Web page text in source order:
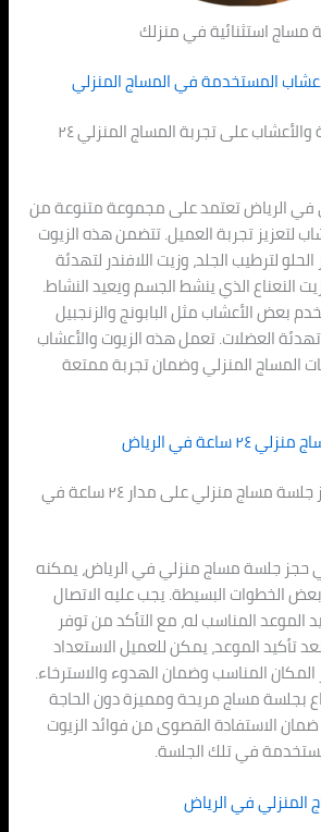
مساج استثنائية في منزلك
المستخدمة في المساج المنزلي
تأثيرات الزيوت الطبيعية والأعشاب على تجربة المساج المنزلي ٢٤
في الرياض تعتمد على مجموعة متنوعة من
لتعزيز تجربة العميل. تتضمن هذه الزيوت
لترطيب الجلد، وزيت اللافندر لتهدئة
النعناع الذي ينشط الجسم ويعيد النشاط.
بعض الأعشاب مثل البابونج والزنجبيل
العضلات. تعمل هذه الزيوت والأعشاب
المساج المنزلي وضمان تجربة ممتعة
في الرياض
الخطوات البسيطة لحجز جلسة مساج منزلي على مدار ٢٤ ساعة في
حجز جلسة مساج منزلي في الرياض، يمكنه
الخطوات البسيطة. يجب عليه الاتصال
الموعد المناسب له، مع التأكد من توفر
تأكيد الموعد، يمكن للعميل الاستعداد
المناسب وضمان الهدوء والاسترخاء.
بجلسة مساج مريحة ومميزة دون الحاجة
الاستفادة القصوى من فوائد الزيوت
في تلك الجلسة.
المنزلي في الرياض